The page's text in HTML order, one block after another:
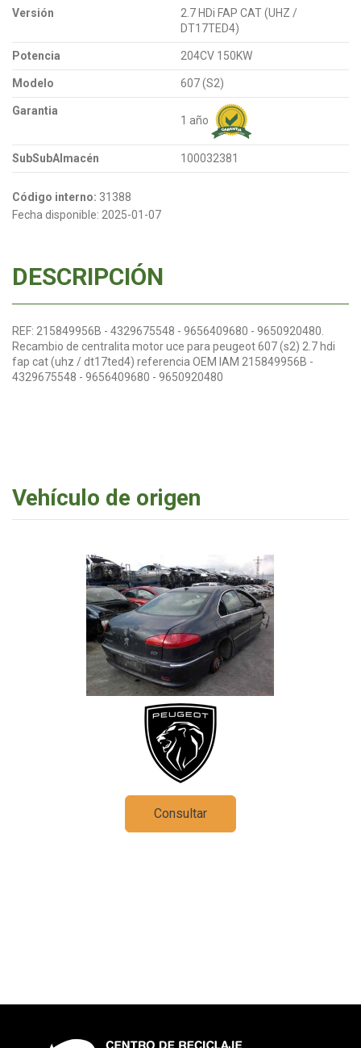
Versión
2.7 HDi FAP CAT (UHZ /
DT17TED4)
Potencia 204CV 150KW
Modelo 607 (S2)
Garantia
1 año
SubSubAlmacén 100032381
Código interno: 31388
Fecha disponible: 2025-01-07
DESCRIPCIÓN
REF: 215849956B - 4329675548 - 9656409680 - 9650920480.
Recambio de centralita motor uce para peugeot 607 (s2) 2.7 hdi
fap cat (uhz / dt17ted4) referencia OEM IAM 215849956B -
4329675548 - 9656409680 - 9650920480
Vehículo de origen
Consultar